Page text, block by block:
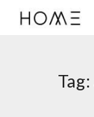
Tag: